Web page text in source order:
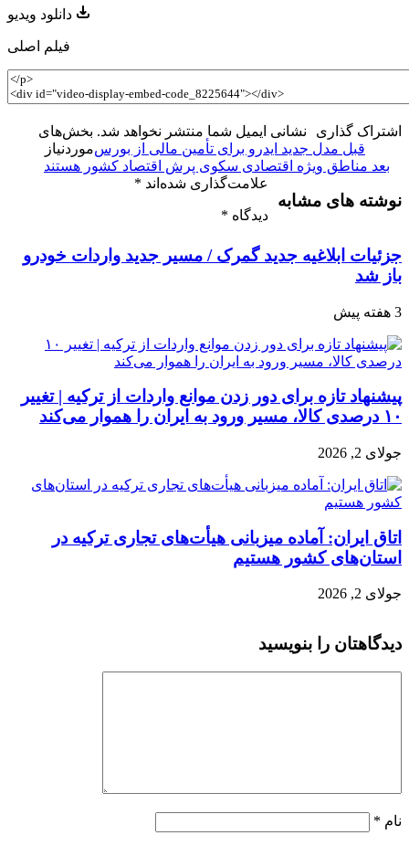
فیلم اصلی
اشتراک گذاری
قبل مدل جدید ایدرو برای تأمین مالی از بورس
بعد مناطق ویژه اقتصادی سکوی پرش اقتصاد کشور هستند
نوشته های مشابه
جزئیات ابلاغیه جدید گمرک / مسیر جدید واردات خودرو
باز شد
3 هفته پیش
پیشنهاد تازه برای دور زدن موانع واردات از ترکیه | تغییر
۱۰ درصدی کالا، مسیر ورود به ایران را هموار می‌کند
جولای 2, 2026
اتاق ایران: آماده میزبانی هیأت‌های تجاری ترکیه در
استان‌های کشور هستیم
جولای 2, 2026
دیدگاهتان را بنویسید
نشانی ایمیل شما منتشر نخواهد شد. بخش‌های
موردنیاز
علامت‌گذاری شده‌اند *
دیدگاه *
نام *